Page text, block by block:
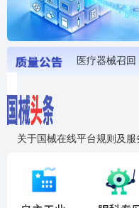
医疗器械召回
关于国械在线平台规则及
国药创研AED开启全国招商